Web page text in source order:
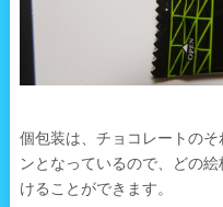
個包装は、チョコレートの
ンとなっているので、どの
けることができます。